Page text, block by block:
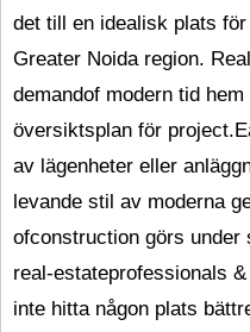
det till en idealisk plats
Greater Noida region.
demandof modern tid
översiktsplan för
av lägenheter eller
levande stil av moderna
ofconstruction görs under
real-estateprofessionals
inte hitta någon plats